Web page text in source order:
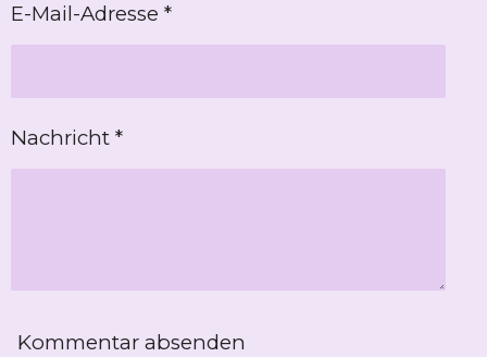
E-Mail-Adresse *
Nachricht *
Kommentar absenden